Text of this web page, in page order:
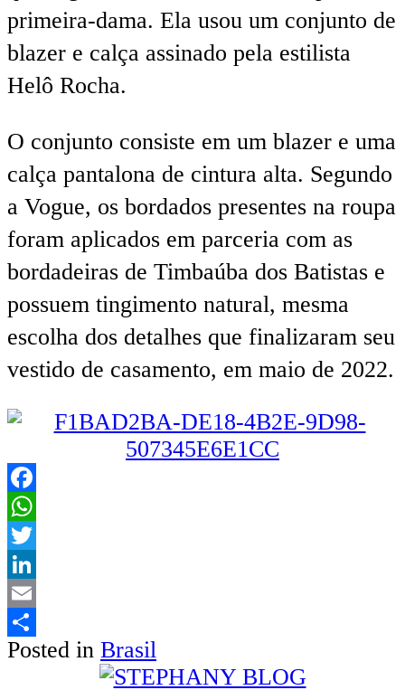
primeira-dama. Ela usou um conjunto de
blazer e calça assinado pela estilista
Helô Rocha.
O conjunto consiste em um blazer e uma
calça pantalona de cintura alta. Segundo
a Vogue, os bordados presentes na roupa
foram aplicados em parceria com as
bordadeiras de Timbaúba dos Batistas e
possuem tingimento natural, mesma
escolha dos detalhes que finalizaram seu
vestido de casamento, em maio de 2022.
Facebook
WhatsApp
Twitter
LinkedIn
Email
Share
Posted in Brasil